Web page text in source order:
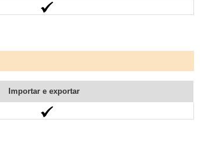
Importar e exportar